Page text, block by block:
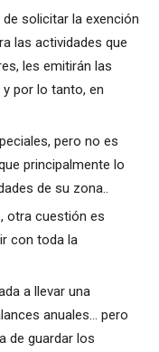
solicitar la exención
las actividades que
les emitirán las
por lo tanto, en
pero no es
principalmente lo
de su zona..
otra cuestión es
con toda la
a llevar una
anuales... pero
de guardar los